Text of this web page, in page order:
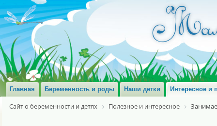
Главная Беременность и роды Наши детки Интересное и
Сайт о беременности и детях Полезное и интересное